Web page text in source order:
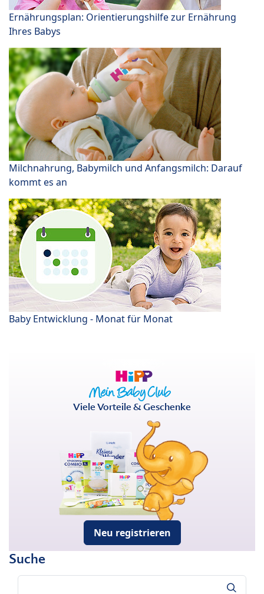
Ernährungsplan: Orientierungshilfe zur Ernährung
Ihres Babys
Milchnahrung, Babymilch und Anfangsmilch: Darauf
kommt es an
Baby Entwicklung - Monat für Monat
Viele Vorteile & Geschenke
Neu registrieren
Suche